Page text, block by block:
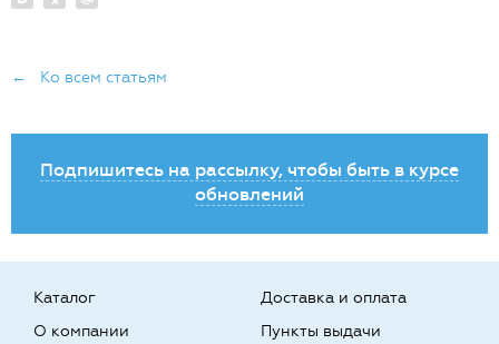
← Ко всем статьям
Подпишитесь на рассылку, чтобы быть в курсе
обновлений
Каталог
О компании
Доставка и оплата
Пункты выдачи